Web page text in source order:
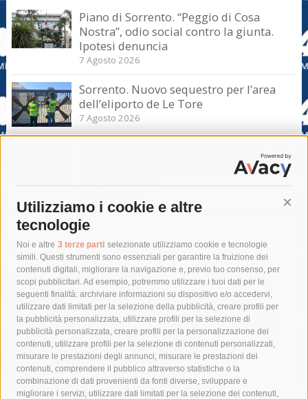
Utilizziamo i cookie e altre
tecnologie
Noi e altre 3 terze parti selezionate utilizziamo cookie e tecnologie
simili. Questi strumenti sono essenziali per garantire la fruizione dei
contenuti digitali, migliorare la navigazione e, previo tuo consenso, per
scopi pubblicitari. Ad esempio, potremmo utilizzare i tuoi dati per le
seguenti finalità: archiviare informazioni su dispositivo e/o accedervi,
utilizzare dati limitati per la selezione della pubblicità, creare profili per
la pubblicità personalizzata, utilizzare profili per la selezione di
pubblicità personalizzata, creare profili per la personalizzazione dei
contenuti, utilizzare profili per la selezione di contenuti personalizzati,
misurare le prestazioni degli annunci, misurare le prestazioni dei
contenuti, comprendere il pubblico attraverso statistiche o la
combinazione di dati provenienti da fonti diverse, sviluppare e
migliorare i servizi, utilizzare dati limitati per la selezione dei contenuti,
Piano di Sorrento. “Peggio di Cosa
Nostra”, odio social contro la giunta.
Ipotesi denuncia
7 Agosto 2026
Sorrento. Nuovo sequestro per l’area
dell’eliporto de Le Tore
7 Agosto 2026
Sorrento. Aggredisce sessualmente una
turista e le strappa il portafogli, fermato
dai carabinieri
Tag
acqua allerta meteo
anas
area marina protetta di punta campanella
arresto
Asl Napoli 3 sud
capitaneria di porto capri
carabinieri
castellammare di stabia
circumvesuviana
comune di sorrento
concerto
contagi
costiera amalfitana
covid-19 eav
elezioni